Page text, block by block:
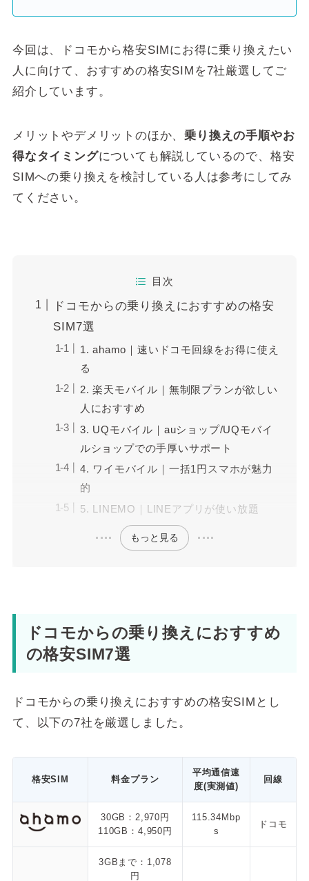
今回は、ドコモから格安SIMにお得に乗り換えたい
人に向けて、おすすめの格安SIMを7社厳選してご
紹介しています。
メリットやデメリットのほか、乗り換えの手順やお
得なタイミングについても解説しているので、格安
SIMへの乗り換えを検討している人は参考にしてみ
てください。
目次
ドコモからの乗り換えにおすすめの格安
SIM7選
1. ahamo｜速いドコモ回線をお得に使え
る
2. 楽天モバイル｜無制限プランが欲しい
人におすすめ
3. UQモバイル｜auショップ/UQモバイ
ルショップでの手厚いサポート
4. ワイモバイル｜一括1円スマホが魅力
的
5. LINEMO｜LINEアプリが使い放題
もっと見る
ドコモからの乗り換えにおすすめ
の格安SIM7選
ドコモからの乗り換えにおすすめの格安SIMとし
て、以下の7社を厳選しました。
格安SIM 料金プラン
平均通信速
度(実測値)
回線
30GB：2,970円
110GB：4,950円
115.34Mbp
s
ドコモ
3GBまで：1,078
円